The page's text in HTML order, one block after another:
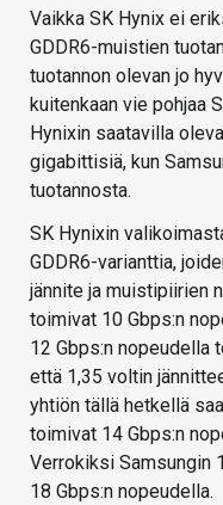
Vaikka SK Hynix ei
GDDR6-muistien
tuotannon olevan jo
kuitenkaan vie pohjaa
Hynixin saatavilla
gigabittisiä, kun
tuotannosta.
SK Hynixin
GDDR6-varianttia,
jännite ja muistipiirien
toimivat 10 Gbps:n
12 Gbps:n nopeudella
että 1,35 voltin
yhtiön tällä hetkellä
toimivat 14 Gbps:n
Verrokiksi Samsungin
18 Gbps:n nopeudella.